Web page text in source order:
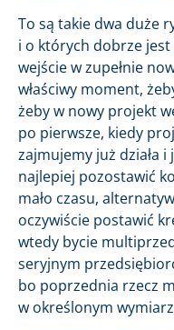
To są takie dwa duże
i o których dobrze jest
wejście w zupełnie
właściwy moment,
żeby w nowy projekt
po pierwsze, kiedy
zajmujemy już działa
najlepiej pozostawić
mało czasu,
oczywiście postawić
wtedy bycie
seryjnym
bo poprzednia rzecz
w określonym